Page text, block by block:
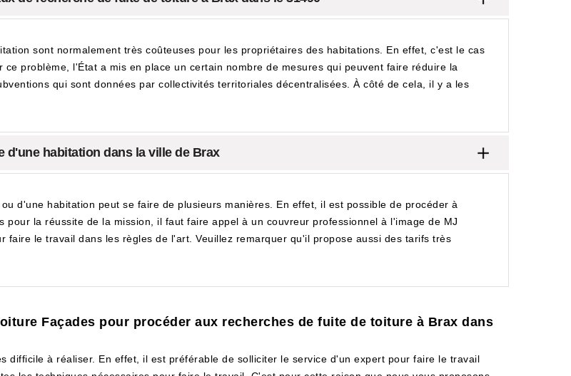
sont normalement très coûteuses pour les propriétaires des habitations. En effet, c'est le cas
problème, l'État a mis en place un certain nombre de mesures qui peuvent faire réduire la
qui sont données par collectivités territoriales décentralisées. À côté de cela, il y a les
d'une habitation dans la ville de Brax
d'une habitation peut se faire de plusieurs manières. En effet, il est possible de procéder à
la réussite de la mission, il faut faire appel à un couvreur professionnel à l'image de MJ
faire le travail dans les règles de l'art. Veuillez remarquer qu'il propose aussi des tarifs très
Façades pour procéder aux recherches de fuite de toiture à Brax dans
difficile à réaliser. En effet, il est préférable de solliciter le service d'un expert pour faire le travail